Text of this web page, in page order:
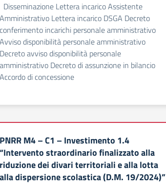
Disseminazione Lettera incarico Assistente
Amministrativo Lettera incarico DSGA Decreto
conferimento incarichi personale amministrativo
Avviso disponibilità personale amministrativo
Decreto avviso disponibilità personale
amministrativo Decreto di assunzione in bilancio
Accordo di concessione
PNRR M4 – C1 – Investimento 1.4
“Intervento straordinario finalizzato alla
riduzione dei divari territoriali e alla lotta
alla dispersione scolastica (D.M. 19/2024)”